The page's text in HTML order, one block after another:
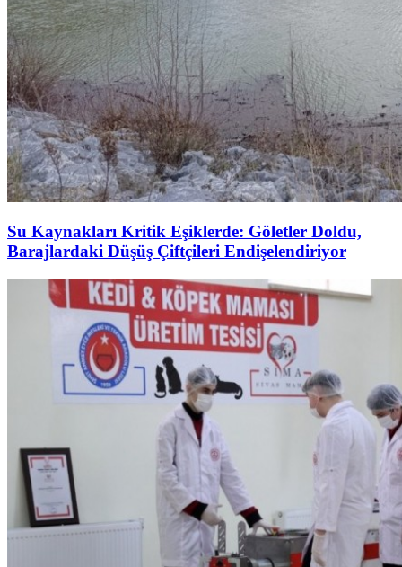
Su Kaynakları Kritik Eşiklerde: Göletler Doldu,
Barajlardaki Düşüş Çiftçileri Endişelendiriyor